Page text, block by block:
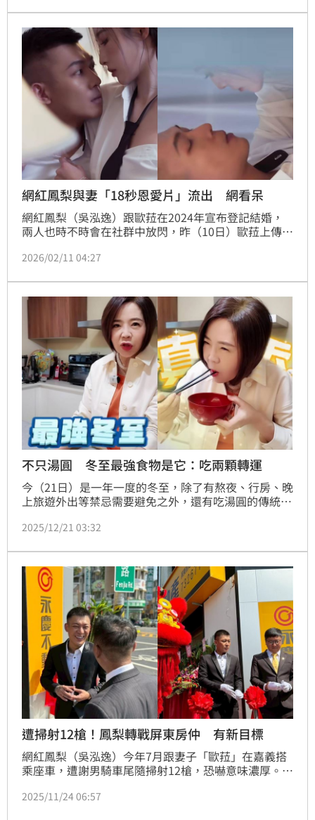
網紅鳳梨與妻「18秒恩愛片」流出 網看呆
網紅鳳梨（吳泓逸）跟歐菈在2024年宣布登記結婚，
兩人也時不時會在社群中放閃，昨（10日）歐菈上傳一
默」。蔡佩伶報導
2026/02/11 04:27
不只湯圓 冬至最強食物是它：吃兩顆轉運
今（21日）是一年一度的冬至，除了有熬夜、行房、晚
上旅遊外出等禁忌需要避免之外，還有吃湯圓的傳統習
出不只要吃湯圓，其中一項美食也不能缺少，象徵能量
2025/12/21 03:32
遭掃射12槍！鳳梨轉戰屏東房仲 有新目標
網紅鳳梨（吳泓逸）今年7月跟妻子「歐菈」在嘉義搭
乘座車，遭謝男騎車尾隨掃射12槍，恐嚇意味濃厚。謝
男早已潛逃出境，嘉檢繼日前起訴林男及張男。鳳梨近
2025/11/24 06:57